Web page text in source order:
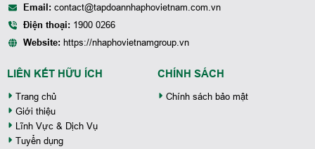
Email: contact@tapdoannhaphovietnam.com.vn
Điện thoại: 1900 0266
Website: https://nhaphovietnamgroup.vn
LIÊN KẾT HỮU ÍCH
Trang chủ
Giới thiệu
Lĩnh Vực & Dịch Vụ
Tuyển dụng
CHÍNH SÁCH
Chính sách bảo mật